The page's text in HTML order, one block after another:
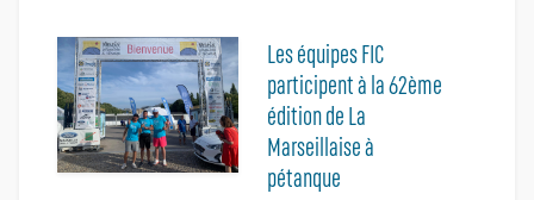
Les équipes FIC
participent à la 62ème
édition de La
Marseillaise à
pétanque